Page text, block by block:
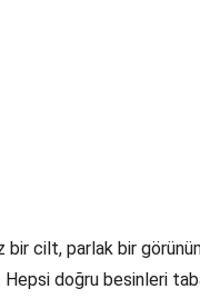
bir cilt, parlak bir
doğru besinleri